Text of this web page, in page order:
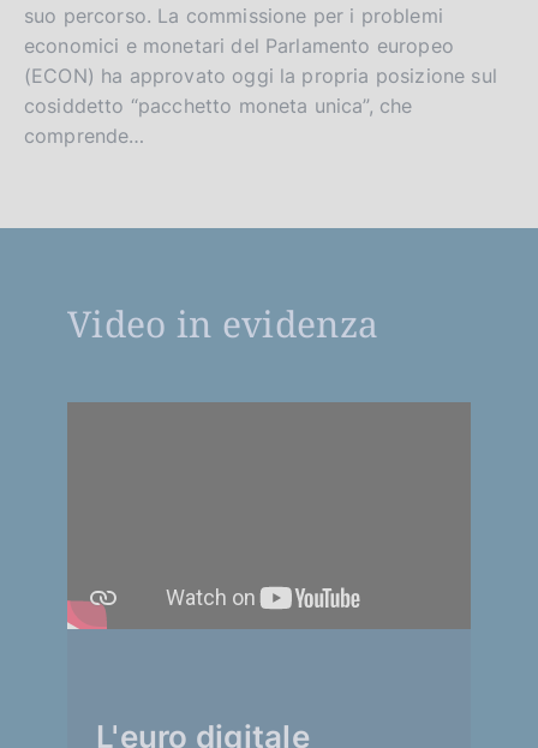
suo percorso. La commissione per i problemi
economici e monetari del Parlamento europeo
(ECON) ha approvato oggi la propria posizione sul
cosiddetto “pacchetto moneta unica”, che
comprende…
Video in evidenza
L'euro digitale